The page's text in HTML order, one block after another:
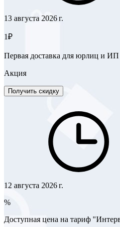
13 августа 2026 г.
1₽
Первая доставка для юрлиц и ИП
Акция
Получить скидку
12 августа 2026 г.
%
Доступная цена на тариф